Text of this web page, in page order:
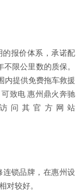
报价体系，承诺配
限公里数的质保。
内提供免费拖车救援
致电 惠州鼎火奔驰
访问其官方网站
锁品牌，在惠州设
对较好。